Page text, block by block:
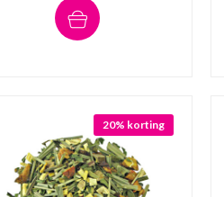
20% korting